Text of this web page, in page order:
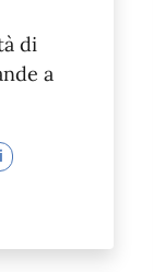
di
a